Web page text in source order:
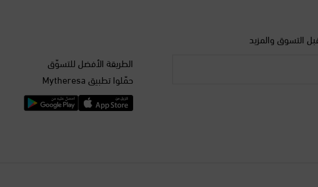
التسوق والمزيد
الطريقة الأفضل للتسوّق
حمّلوا تطبيق Mytheresa